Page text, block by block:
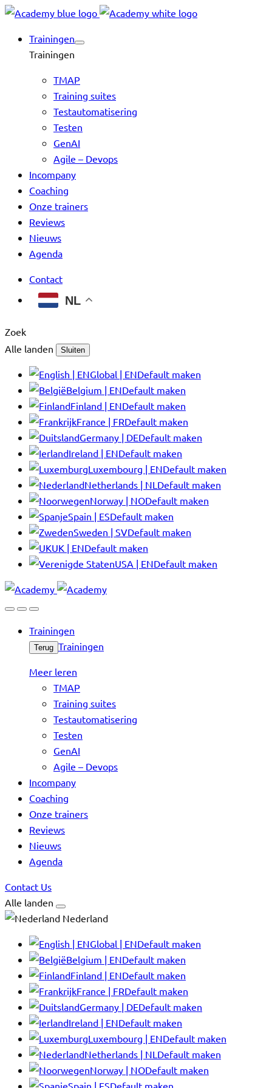
Skip
contentTrainingen
Trainingen
TMAP
Training suites
Testautomatisering
Testen
GenAI
Agile – Devops
Incompany
Coaching
Onze trainers
Reviews
Nieuws
Agenda
Contact
NL
Zoek
Alle landen
Sluiten
Global | ENDefault maken
Belgium | ENDefault maken
Finland | ENDefault maken
France | FRDefault maken
Germany | DEDefault maken
Ireland | ENDefault maken
Luxembourg | ENDefault maken
Netherlands | NL Default maken
Norway | NODefault maken
Spain | ESDefault maken
Sweden | SVDefault maken
UK | ENDefault maken
USA | ENDefault maken
Trainingen
Terug Trainingen
Meer leren
TMAP
Training suites
Testautomatisering
Testen
GenAI
Agile – Devops
Incompany
Coaching
Onze trainers
Reviews
Nieuws
Agenda
Contact Us
Alle landen
Nederland
Global | ENDefault maken
Belgium | ENDefault maken
Finland | ENDefault maken
France | FRDefault maken
Germany | DEDefault maken
Ireland | ENDefault maken
Luxembourg | ENDefault maken
Netherlands | NL Default maken
Norway | NODefault maken
Spain | ESDefault maken